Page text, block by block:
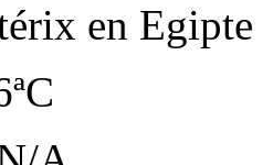
en Egipte